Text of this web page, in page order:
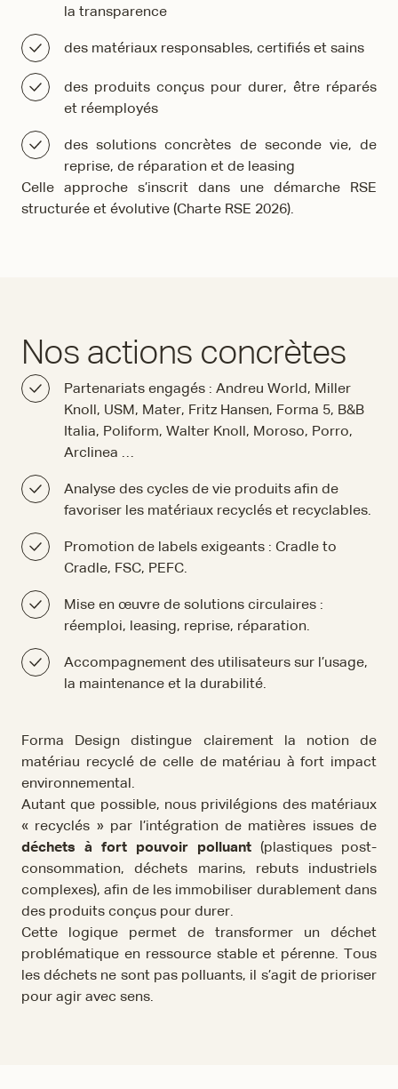
la transparence
des matériaux responsables, certifiés et sains
des produits conçus pour durer, être réparés
et réemployés
des solutions concrètes de seconde vie, de
reprise, de réparation et de leasing
Celle approche s’inscrit dans une démarche RSE
structurée et évolutive (Charte RSE 2026).
Nos actions concrètes
Partenariats engagés : Andreu World, Miller
Knoll, USM, Mater, Fritz Hansen, Forma 5, B&B
Italia, Poliform, Walter Knoll, Moroso, Porro,
Arclinea …
Analyse des cycles de vie produits afin de
favoriser les matériaux recyclés et recyclables.
Promotion de labels exigeants : Cradle to
Cradle, FSC, PEFC.
Mise en œuvre de solutions circulaires :
réemploi, leasing, reprise, réparation.
Accompagnement des utilisateurs sur l’usage,
la maintenance et la durabilité.
Forma Design distingue clairement la notion de
matériau recyclé de celle de matériau à fort impact
environnemental.
Autant que possible, nous privilégions des matériaux
« recyclés » par l’intégration de matières issues de
déchets à fort pouvoir polluant (plastiques post-
consommation, déchets marins, rebuts industriels
complexes), afin de les immobiliser durablement dans
des produits conçus pour durer.
Cette logique permet de transformer un déchet
problématique en ressource stable et pérenne. Tous
les déchets ne sont pas polluants, il s’agit de prioriser
pour agir avec sens.